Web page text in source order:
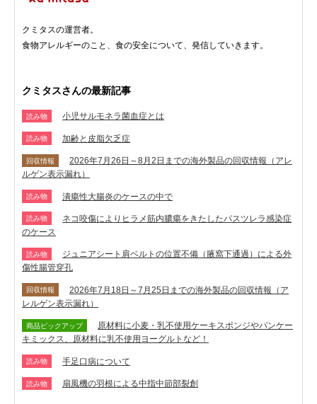
クミタスの運営者。
食物アレルギーのこと、食の安全について、発信していきます。
クミタスさんの最新記事
読み物 小児サルモネラ菌血症とは
読み物 加齢と皮脂欠乏症
回収情報
2026年7月26日～8月2日までの海外製品の回収情報（アレ
ルゲン表示漏れ）
読み物 潰瘍性大腸炎のケースの中で
読み物
ネコ咬傷によりヒラメ筋内膿瘍をきたしたパスツレラ感染症
のケース
読み物
ジュニアシート肩ベルトの位置不備（腋窩下通過）による外
傷性腸管穿孔
回収情報
2026年7月18日～7月25日までの海外製品の回収情報（ア
レルゲン表示漏れ）
商品ピックアップ
原材料に小麦・乳不使用ケーキスポンジやパンケー
キミックス、原材料に乳不使用ヨーグルトなど！
読み物 手足口病について
読み物 扇風機の羽根による中指中節部裂創